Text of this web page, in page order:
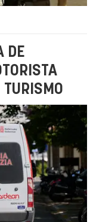
DE
TURISMO